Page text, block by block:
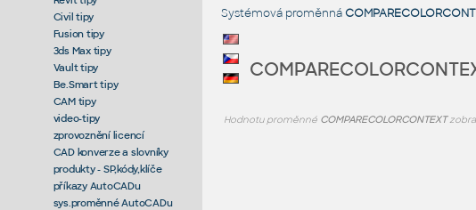
Civil tipy
Fusion tipy
3ds Max tipy
Vault tipy
Be.Smart tipy
CAM tipy
video-tipy
zprovoznění licencí
CAD konverze a slovníky
produkty - SP,kódy,klíče
příkazy AutoCADu
sys.proměnné AutoCADu
Systémová proměnná
Hodnotu proměnné COMPARECOLORCONTEXT